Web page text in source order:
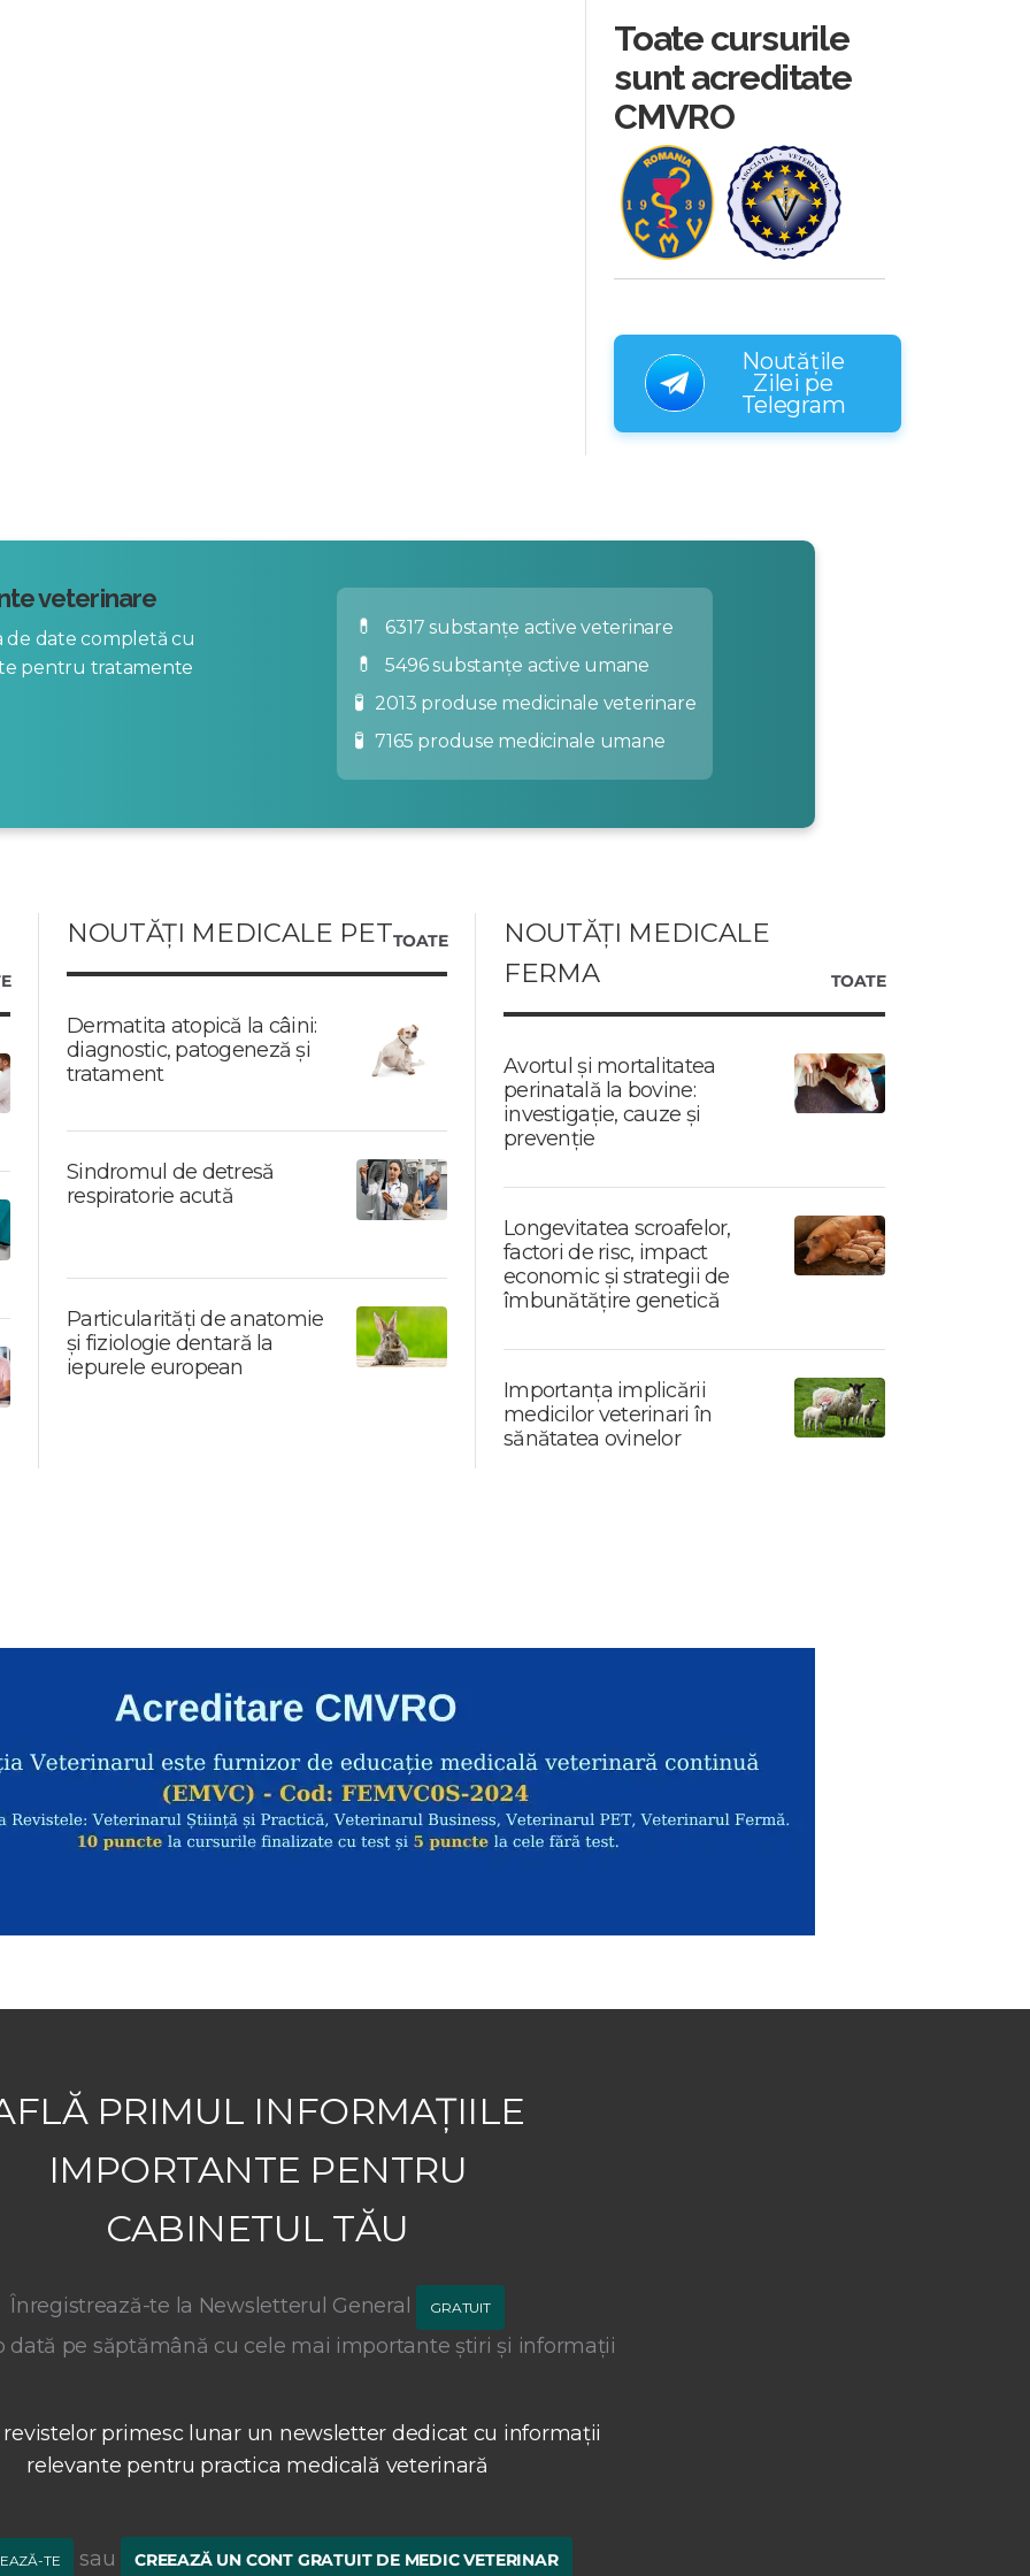
Toate cursurile
sunt acreditate
CMVRO
Noutățile
Zilei pe
Telegram
veterinare
de date completă cu
pentru tratamente
💊 6317 substanțe active veterinare
💊 5496 substanțe active umane
🧪 2013 produse medicinale veterinare
🧪 7165 produse medicinale umane
NOUTĂȚI MEDICALE PETTOATE
Dermatita atopică la câini:
diagnostic, patogeneză și
tratament
Sindromul de detresă
respiratorie acută
Particularități de anatomie
și fiziologie dentară la
iepurele european
NOUTĂȚI MEDICALE
FERMA
TOATE
Avortul și mortalitatea
perinatală la bovine:
investigație, cauze și
prevenție
Longevitatea scroafelor,
factori de risc, impact
economic și strategii de
îmbunătățire genetică
Importanța implicării
medicilor veterinari în
sănătatea ovinelor
PRIMUL INFORMAȚIILE
IMPORTANTE PENTRU
CABINETUL TĂU
Înregistrează-te la Newsletterul General GRATUIT
dată pe săptămână cu cele mai importante știri și informații
primesc lunar un newsletter dedicat cu informații
relevante pentru practica medicală veterinară
TE sau CREEAZĂ UN CONT GRATUIT DE MEDIC VETERINAR